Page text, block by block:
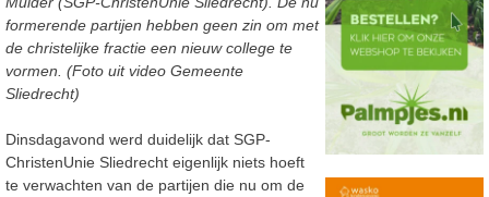
formerende partijen hebben geen zin om met
de christelijke fractie een nieuw college te
vormen. (Foto uit video Gemeente
Sliedrecht)
Dinsdagavond werd duidelijk dat SGP-
ChristenUnie Sliedrecht eigenlijk niets hoeft
te verwachten van de partijen die nu om de